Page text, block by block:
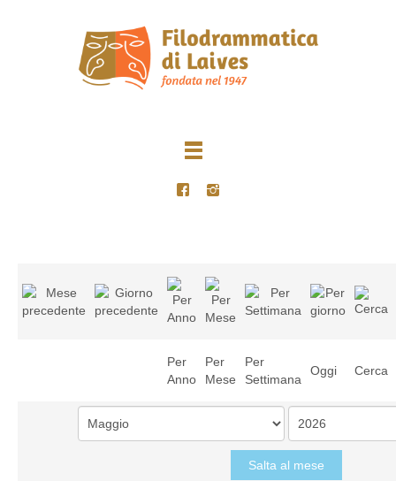
Per
Anno
Per
Mese
Per
Settimana
Oggi Cerca
Salta al mese